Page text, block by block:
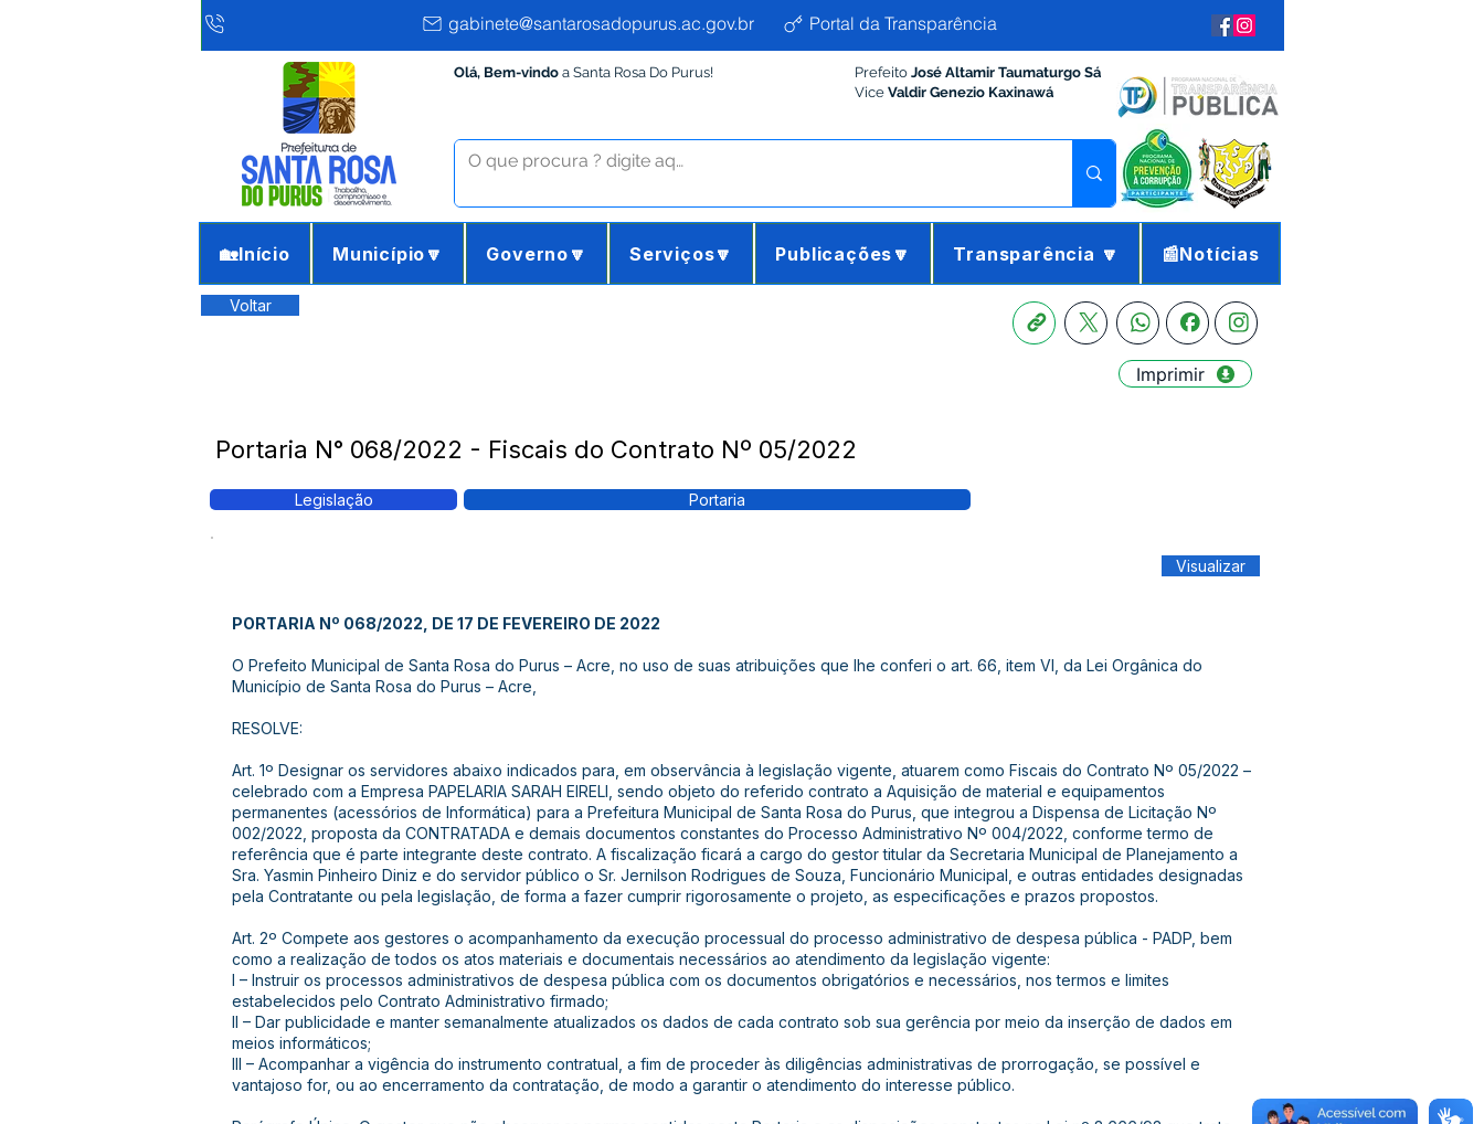
gabinete@santarosadopurus.ac.gov.br Portal da Transparência
Olá, Bem-vindo a Santa Rosa Do Purus! Prefeito José Altamir Taumaturgo Sá
Vice Valdir Genezio Kaxinawá
🏡Início Município🔽 Governo🔽 Serviços🔽 Publicações🔽 Transparência 🔽 📰Notícias
Voltar
Imprimir
Portaria N° 068/2022 - Fiscais do Contrato Nº 05/2022
Legislação Portaria
Visualizar
PORTARIA Nº 068/2022, DE 17 DE FEVEREIRO DE 2022
O Prefeito Municipal de Santa Rosa do Purus – Acre, no uso de suas atribuições que lhe conferi o art. 66, item VI, da Lei Orgânica do
Município de Santa Rosa do Purus – Acre,
RESOLVE:
Art. 1º Designar os servidores abaixo indicados para, em observância à legislação vigente, atuarem como Fiscais do Contrato Nº 05/2022 –
celebrado com a Empresa PAPELARIA SARAH EIRELI, sendo objeto do referido contrato a Aquisição de material e equipamentos
permanentes (acessórios de Informática) para a Prefeitura Municipal de Santa Rosa do Purus, que integrou a Dispensa de Licitação Nº
002/2022, proposta da CONTRATADA e demais documentos constantes do Processo Administrativo Nº 004/2022, conforme termo de
referência que é parte integrante deste contrato. A fiscalização ficará a cargo do gestor titular da Secretaria Municipal de Planejamento a
Sra. Yasmin Pinheiro Diniz e do servidor público o Sr. Jernilson Rodrigues de Souza, Funcionário Municipal, e outras entidades designadas
pela Contratante ou pela legislação, de forma a fazer cumprir rigorosamente o projeto, as especificações e prazos propostos.
Art. 2º Compete aos gestores o acompanhamento da execução processual do processo administrativo de despesa pública - PADP, bem
como a realização de todos os atos materiais e documentais necessários ao atendimento da legislação vigente:
I – Instruir os processos administrativos de despesa pública com os documentos obrigatórios e necessários, nos termos e limites
estabelecidos pelo Contrato Administrativo firmado;
II – Dar publicidade e manter semanalmente atualizados os dados de cada contrato sob sua gerência por meio da inserção de dados em
meios informáticos;
III – Acompanhar a vigência do instrumento contratual, a fim de proceder às diligências administrativas de prorrogação, se possível e
vantajoso for, ou ao encerramento da contratação, de modo a garantir o atendimento do interesse público.